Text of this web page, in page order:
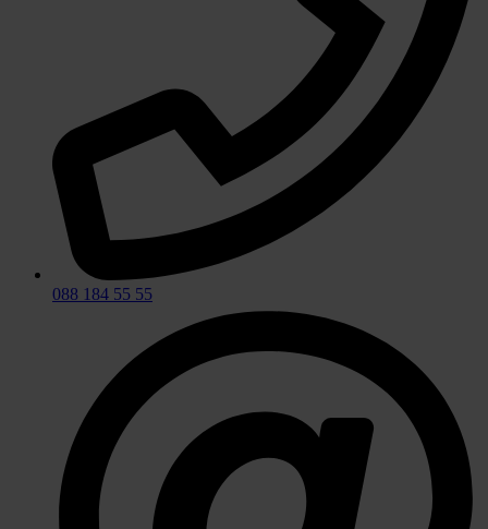
088 184 55 55